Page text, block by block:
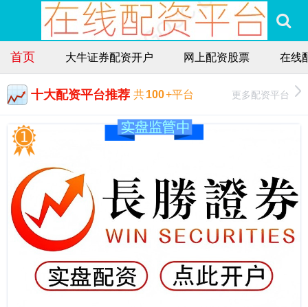
首页 大牛证券配资开户 网上配资股票 在线
十大配资平台推荐 共100+平台 更多配资平台